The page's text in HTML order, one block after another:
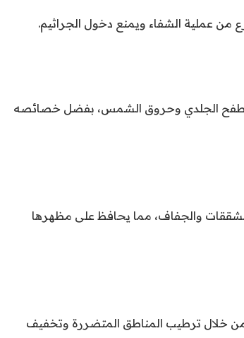
من عملية الشفاء ويمنع دخول الجراثيم.
الطفح الجلدي وحروق الشمس، بفضل خصائصه
والجفاف، مما يحافظ على مظهرها
خلال ترطيب المناطق المتضررة وتخفيف